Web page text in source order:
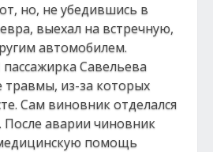
но, не убедившись в
выехал на встречную,
автомобилем.
Савельева
травмы, из-за которых
Сам виновник отделался
аварии чиновник
помощь